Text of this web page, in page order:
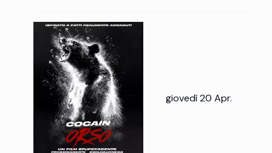
giovedì 20 Apr.